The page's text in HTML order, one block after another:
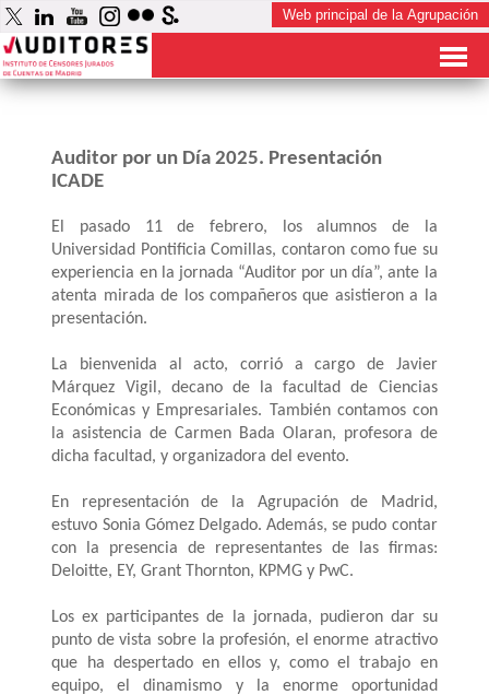
Auditor por un Día 2025. Presentación
ICADE
El pasado 11 de febrero, los alumnos de la
Universidad Pontificia Comillas, contaron como fue su
experiencia en la jornada “Auditor por un día”, ante la
atenta mirada de los compañeros que asistieron a la
presentación.
La bienvenida al acto, corrió a cargo de Javier
Márquez Vigil, decano de la facultad de Ciencias
Económicas y Empresariales. También contamos con
la asistencia de Carmen Bada Olaran, profesora de
dicha facultad, y organizadora del evento.
En representación de la Agrupación de Madrid,
estuvo Sonia Gómez Delgado. Además, se pudo contar
con la presencia de representantes de las firmas:
Deloitte, EY, Grant Thornton, KPMG y PwC.
Los ex participantes de la jornada, pudieron dar su
punto de vista sobre la profesión, el enorme atractivo
que ha despertado en ellos y, como el trabajo en
equipo, el dinamismo y la enorme oportunidad